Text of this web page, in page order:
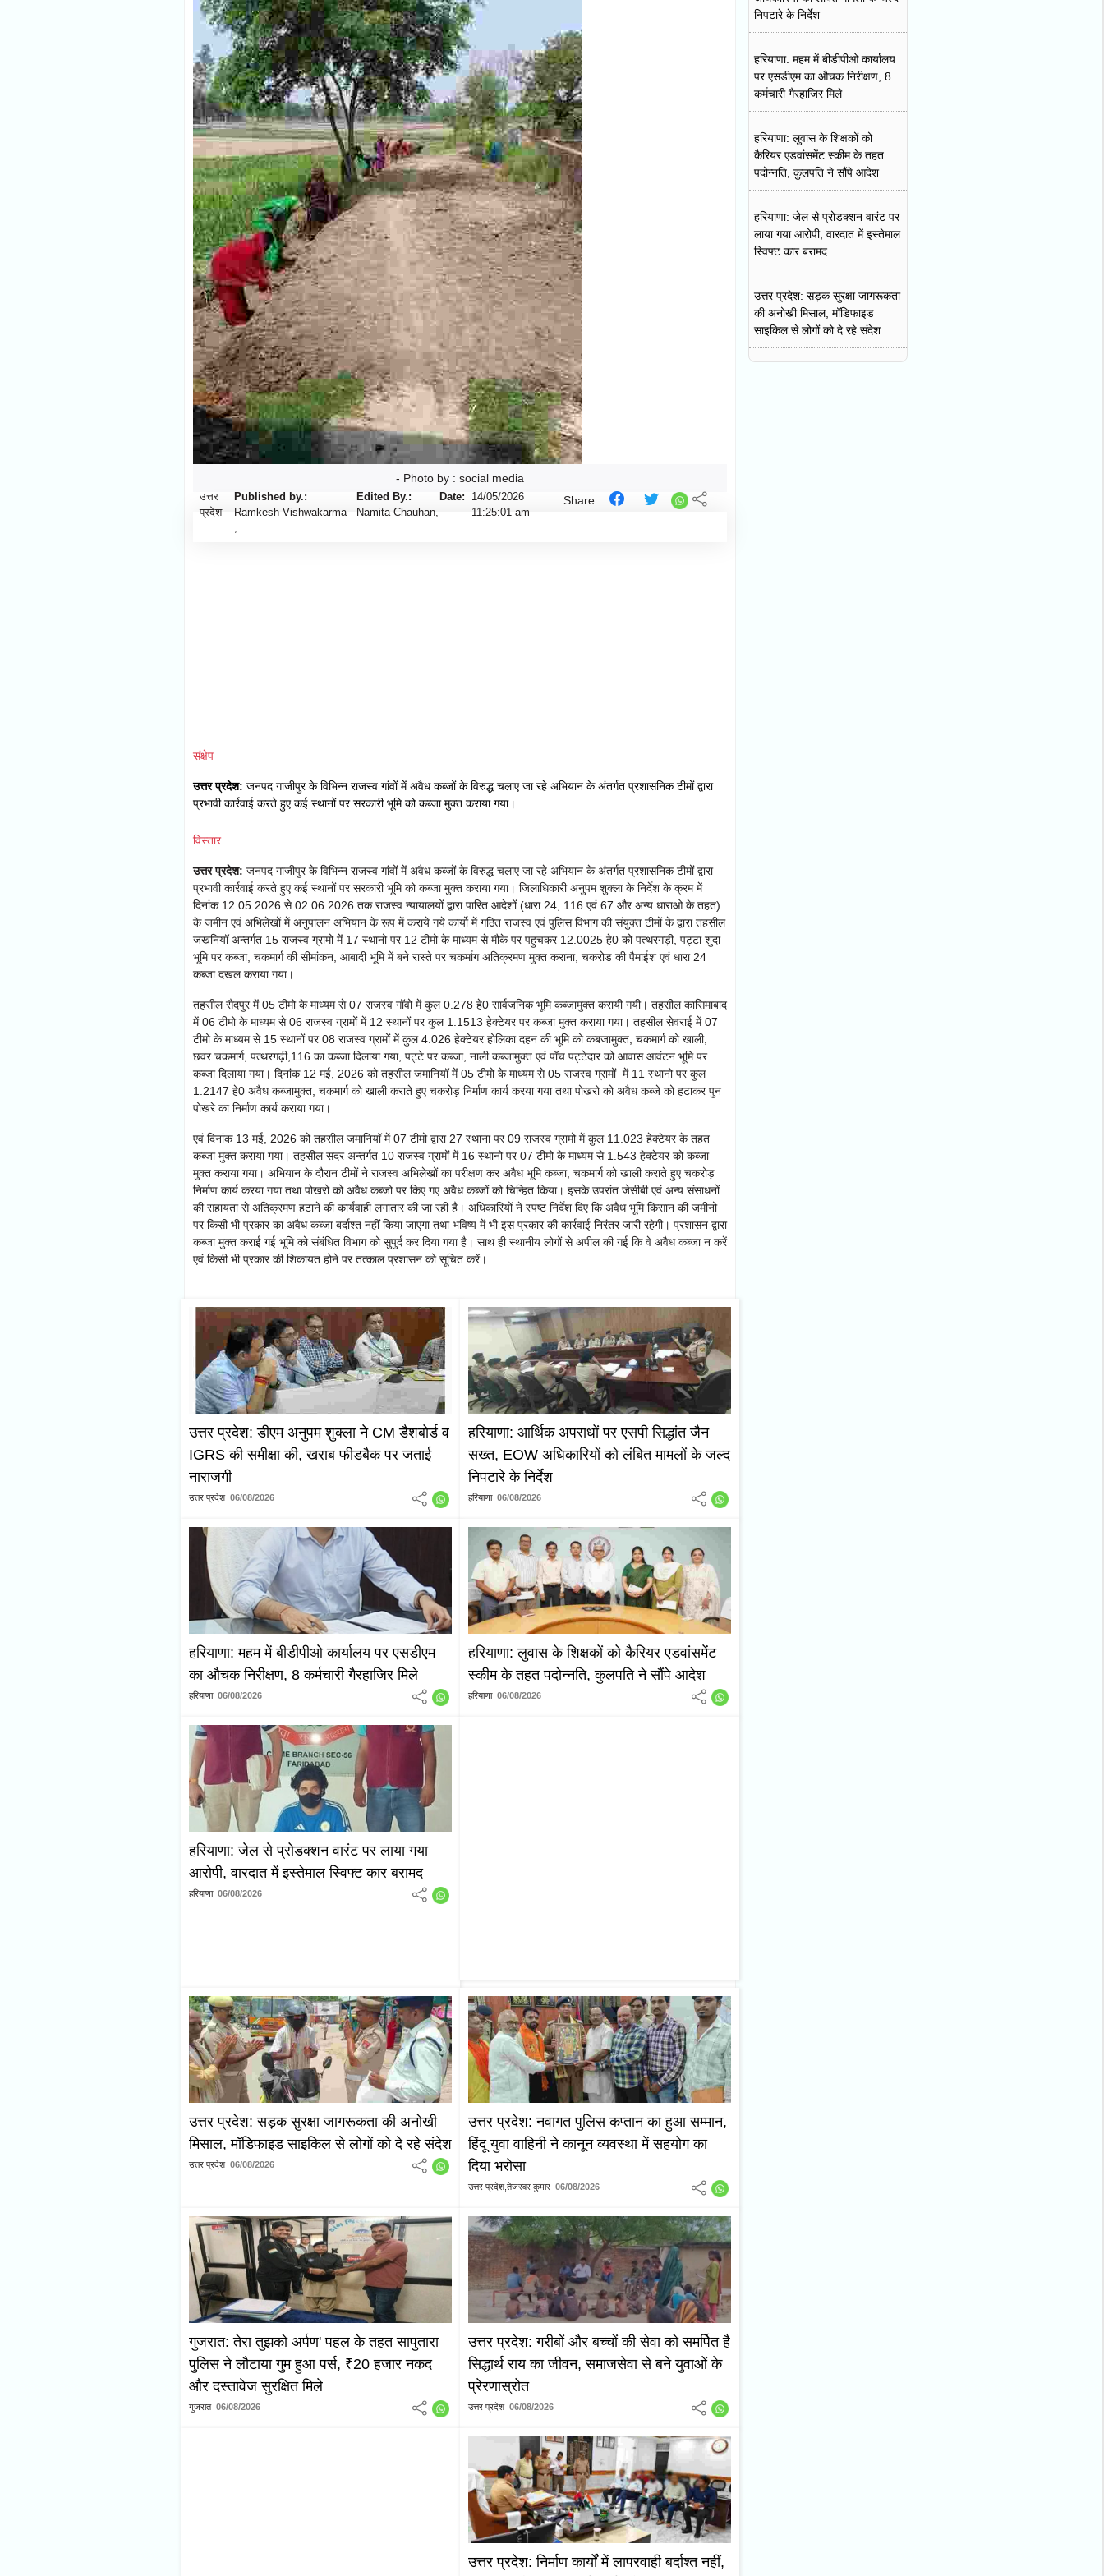
- Photo by : social media
उत्तर
प्रदेश
Published by.:
Ramkesh Vishwakarma
,
Edited By.:
Namita Chauhan,
Date:
14/05/2026
11:25:01 am
Share:
संक्षेप
उत्तर प्रदेश: जनपद गाजीपुर के विभिन्न राजस्व गांवों में अवैध कब्जों के विरुद्ध चलाए जा रहे अभियान के अंतर्गत प्रशासनिक टीमों द्वारा
प्रभावी कार्रवाई करते हुए कई स्थानों पर सरकारी भूमि को कब्जा मुक्त कराया गया।
विस्तार
उत्तर प्रदेश: जनपद गाजीपुर के विभिन्न राजस्व गांवों में अवैध कब्जों के विरुद्ध चलाए जा रहे अभियान के अंतर्गत प्रशासनिक टीमों द्वारा
प्रभावी कार्रवाई करते हुए कई स्थानों पर सरकारी भूमि को कब्जा मुक्त कराया गया। जिलाधिकारी अनुपम शुक्ला के निर्देश के क्रम में
दिनांक 12.05.2026 से 02.06.2026 तक राजस्व न्यायालयों द्वारा पारित आदेशों (धारा 24, 116 एवं 67 और अन्य धाराओ के तहत)
के जमीन एवं अभिलेखों में अनुपालन अभियान के रूप में कराये गये कार्यो में गठित राजस्व एवं पुलिस विभाग की संयुक्त टीमों के द्वारा तहसील
जखनियॉ अन्तर्गत 15 राजस्व ग्रामो में 17 स्थानो पर 12 टीमो के माध्यम से मौके पर पहुचकर 12.0025 हे0 को पत्थरगड़ी, पट्टा शुदा
भूमि पर कब्जा, चकमार्ग की सीमांकन, आबादी भूमि में बने रास्ते पर चकर्माग अतिक्रमण मुक्त कराना, चकरोड की पैमाईश एवं धारा 24
कब्जा दखल कराया गया।
तहसील सैदपुर में 05 टीमो के माध्यम से 07 राजस्व गॉवो में कुल 0.278 हे0 सार्वजनिक भूमि कब्जामुक्त करायी गयी। तहसील कासिमाबाद
में 06 टीमो के माध्यम से 06 राजस्व ग्रामों में 12 स्थानों पर कुल 1.1513 हेक्टेयर पर कब्जा मुक्त कराया गया। तहसील सेवराई में 07
टीमो के माध्यम से 15 स्थानों पर 08 राजस्व ग्रामों में कुल 4.026 हेक्टेयर होलिका दहन की भूमि को कबजामुक्त, चकमार्ग को खाली,
छवर चकमार्ग, पत्थरगढ़ी,116 का कब्जा दिलाया गया, पट्टे पर कब्जा, नाली कब्जामुक्त एवं पॉच पट्टेदार को आवास आवंटन भूमि पर
कब्जा दिलाया गया। दिनांक 12 मई, 2026 को तहसील जमानियॉ में 05 टीमो के माध्यम से 05 राजस्व ग्रामों में 11 स्थानो पर कुल
1.2147 हे0 अवैध कब्जामुक्त, चकमार्ग को खाली कराते हुए चकरोड़ निर्माण कार्य करया गया तथा पोखरो को अवैध कब्जे को हटाकर पुन
पोखरे का निर्माण कार्य कराया गया।
एवं दिनांक 13 मई, 2026 को तहसील जमानियॉ में 07 टीमो द्वारा 27 स्थाना पर 09 राजस्व ग्रामो में कुल 11.023 हेक्टेयर के तहत
कब्जा मुक्त कराया गया। तहसील सदर अन्तर्गत 10 राजस्व ग्रामों में 16 स्थानो पर 07 टीमो के माध्यम से 1.543 हेक्टेयर को कब्जा
मुक्त कराया गया। अभियान के दौरान टीमों ने राजस्व अभिलेखों का परीक्षण कर अवैध भूमि कब्जा, चकमार्ग को खाली कराते हुए चकरोड़
निर्माण कार्य करया गया तथा पोखरो को अवैध कब्जो पर किए गए अवैध कब्जों को चिन्हित किया। इसके उपरांत जेसीबी एवं अन्य संसाधनों
की सहायता से अतिक्रमण हटाने की कार्यवाही लगातार की जा रही है। अधिकारियों ने स्पष्ट निर्देश दिए कि अवैध भूमि किसान की जमीनो
पर किसी भी प्रकार का अवैध कब्जा बर्दाश्त नहीं किया जाएगा तथा भविष्य में भी इस प्रकार की कार्रवाई निरंतर जारी रहेगी। प्रशासन द्वारा
कब्जा मुक्त कराई गई भूमि को संबंधित विभाग को सुपुर्द कर दिया गया है। साथ ही स्थानीय लोगों से अपील की गई कि वे अवैध कब्जा न करें
एवं किसी भी प्रकार की शिकायत होने पर तत्काल प्रशासन को सूचित करें।
उत्तर प्रदेश: डीएम अनुपम शुक्ला ने CM डैशबोर्ड व
IGRS की समीक्षा की, खराब फीडबैक पर जताई
नाराजगी
उत्तर प्रदेश 06/08/2026
हरियाणा: आर्थिक अपराधों पर एसपी सिद्धांत जैन
सख्त, EOW अधिकारियों को लंबित मामलों के जल्द
निपटारे के निर्देश
हरियाणा 06/08/2026
हरियाणा: महम में बीडीपीओ कार्यालय पर एसडीएम
का औचक निरीक्षण, 8 कर्मचारी गैरहाजिर मिले
हरियाणा 06/08/2026
हरियाणा: लुवास के शिक्षकों को कैरियर एडवांसमेंट
स्कीम के तहत पदोन्नति, कुलपति ने सौंपे आदेश
हरियाणा 06/08/2026
हरियाणा: जेल से प्रोडक्शन वारंट पर लाया गया
आरोपी, वारदात में इस्तेमाल स्विफ्ट कार बरामद
हरियाणा 06/08/2026
उत्तर प्रदेश: सड़क सुरक्षा जागरूकता की अनोखी
मिसाल, मॉडिफाइड साइकिल से लोगों को दे रहे संदेश
उत्तर प्रदेश 06/08/2026
उत्तर प्रदेश: नवागत पुलिस कप्तान का हुआ सम्मान,
हिंदू युवा वाहिनी ने कानून व्यवस्था में सहयोग का
दिया भरोसा
उत्तर प्रदेश,तेजस्वर कुमार 06/08/2026
गुजरात: तेरा तुझको अर्पण' पहल के तहत सापुतारा
पुलिस ने लौटाया गुम हुआ पर्स, ₹20 हजार नकद
और दस्तावेज सुरक्षित मिले
गुजरात 06/08/2026
उत्तर प्रदेश: गरीबों और बच्चों की सेवा को समर्पित है
सिद्धार्थ राय का जीवन, समाजसेवा से बने युवाओं के
प्रेरणास्रोत
उत्तर प्रदेश 06/08/2026
उत्तर प्रदेश: निर्माण कार्यों में लापरवाही बर्दाश्त नहीं,
निपटारे के निर्देश
हरियाणा: महम में बीडीपीओ कार्यालय
पर एसडीएम का औचक निरीक्षण, 8
कर्मचारी गैरहाजिर मिले
हरियाणा: लुवास के शिक्षकों को
कैरियर एडवांसमेंट स्कीम के तहत
पदोन्नति, कुलपति ने सौंपे आदेश
हरियाणा: जेल से प्रोडक्शन वारंट पर
लाया गया आरोपी, वारदात में इस्तेमाल
स्विफ्ट कार बरामद
उत्तर प्रदेश: सड़क सुरक्षा जागरूकता
की अनोखी मिसाल, मॉडिफाइड
साइकिल से लोगों को दे रहे संदेश